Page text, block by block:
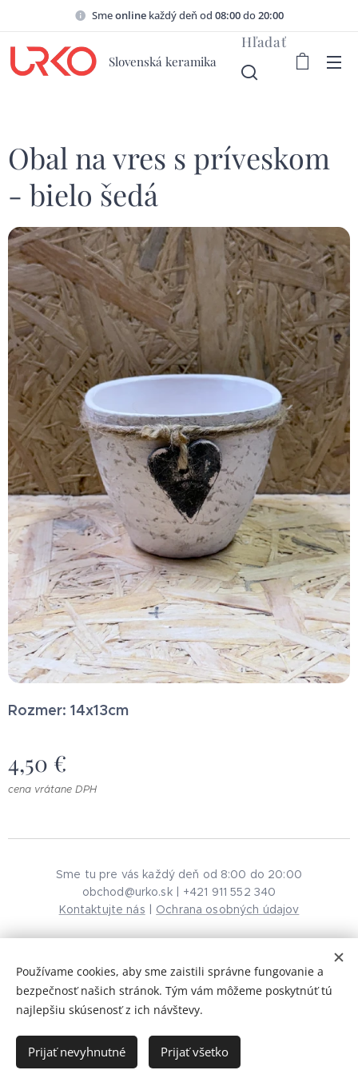
Smeonline každý deň od 08:00do20:00
Slovenská keramika
Hľadať
Obal na vres s príveskom
- bielo šedá
Rozmer: 14x13cm
4,50 €
cena vrátane DPH
Do košíka
Sme tu pre vás každý deň od 8:00 do 20:00
obchod@urko.sk | +421 911 552 340
Kontaktujte nás | Ochrana osobných údajov
© 2026 URKO. Všetky práva vyhradené. Cookies
Používame cookies, aby sme zaistili správne fungovanie a
bezpečnosť našich stránok. Tým vám môžeme poskytnúť tú
najlepšiu skúsenosť z ich návštevy.
Prijať nevyhnutné Prijať všetko